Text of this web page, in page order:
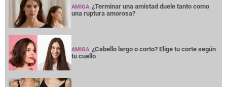
AMIGA ¿Terminar una amistad duele tanto como
una ruptura amorosa?
AMIGA ¿Cabello largo o corto? Elige tu corte según
tu cuello